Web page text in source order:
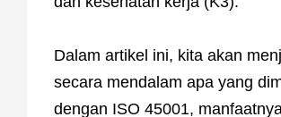
Dalam artikel ini, kita akan
secara mendalam apa yang
dengan ISO 45001,